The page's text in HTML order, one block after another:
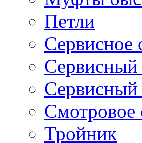
Петли
Сервисное
Сервисный
Смотровое
Тройник